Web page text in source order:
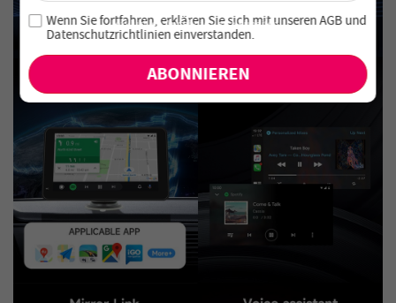
Melde dich für unseren Newsletter an und verpasse keine
exklusiven Angebote und Neuheiten!
Wenn Sie fortfahren, erklären Sie sich mit unserenAGBund
Datenschutzrichtlinien einverstanden.